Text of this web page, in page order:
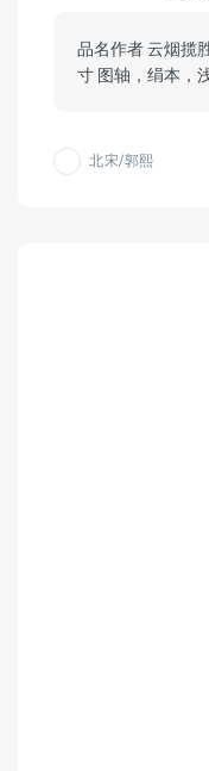
品名作者 云烟揽
寸 图轴，绢本，
北宋/郭熙